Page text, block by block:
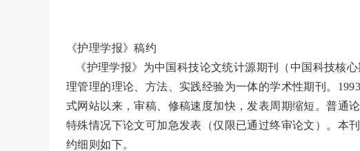
《护理学报》稿约
《护理学报》为中国科技论文统计源期刊（中国科技核
理管理的理论、方法、实践经验为一体的学术性期刊。
式网站以来，审稿、修稿速度加快，发表周期缩短。普通
特殊情况下论文可加急发表（仅限已通过终审论文）。本
约细则如下。